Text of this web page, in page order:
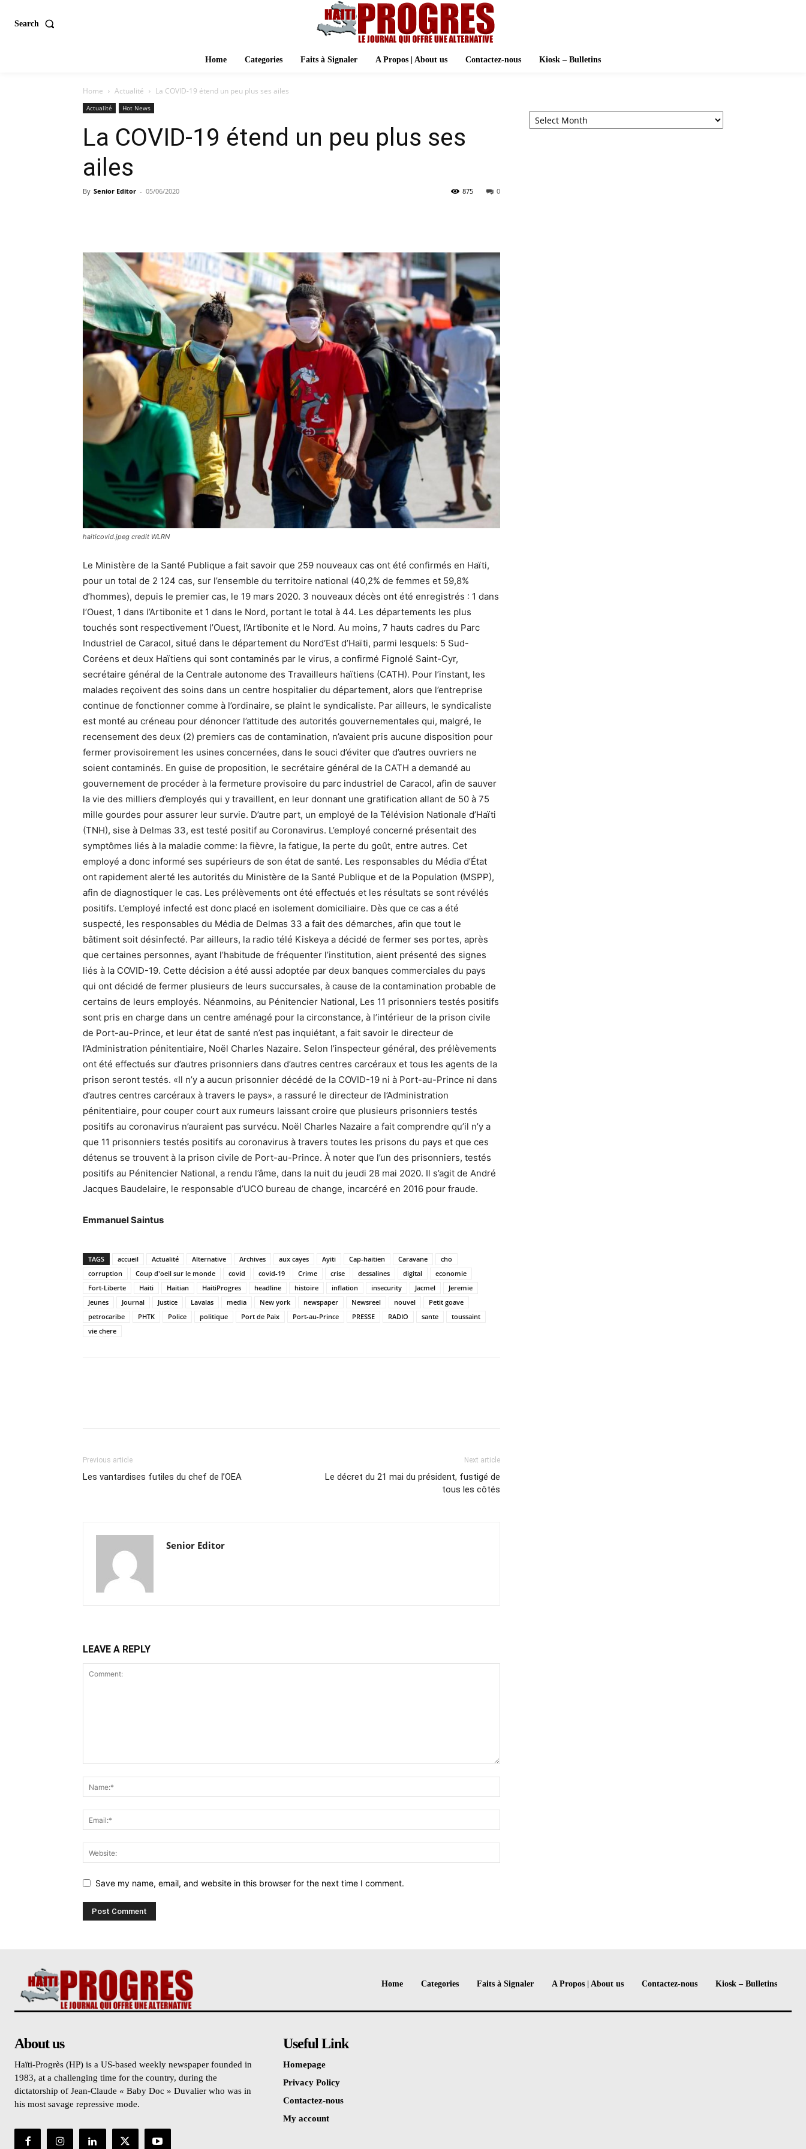
Search
Home Categories Faits à Signaler A Propos | About us Contactez-nous Kiosk – Bulletins
Home Actualité La COVID-19 étend un peu plus ses ailes
Actualité Hot News
La COVID-19 étend un peu plus ses
ailes
By Senior Editor - 05/06/2020 0
875
haiticovid.jpeg credit WLRN
Le Ministère de la Santé Publique a fait savoir que 259 nouveaux cas ont été confirmés en Haïti,
pour un total de 2 124 cas, sur l’ensemble du territoire national (40,2% de femmes et 59,8%
d’hommes), depuis le premier cas, le 19 mars 2020. 3 nouveaux décès ont été enregistrés : 1 dans
l’Ouest, 1 dans l’Artibonite et 1 dans le Nord, portant le total à 44. Les départements les plus
touchés sont respectivement l’Ouest, l’Artibonite et le Nord. Au moins, 7 hauts cadres du Parc
Industriel de Caracol, situé dans le département du Nord‘Est d’Haïti, parmi lesquels: 5 Sud-
Coréens et deux Haïtiens qui sont contaminés par le virus, a confirmé Fignolé Saint-Cyr,
secrétaire général de la Centrale autonome des Travailleurs haïtiens (CATH). Pour l’instant, les
malades reçoivent des soins dans un centre hospitalier du département, alors que l’entreprise
continue de fonctionner comme à l’ordinaire, se plaint le syndicaliste. Par ailleurs, le syndicaliste
est monté au créneau pour dénoncer l’attitude des autorités gouvernementales qui, malgré, le
recensement des deux (2) premiers cas de contamination, n’avaient pris aucune disposition pour
fermer provisoirement les usines concernées, dans le souci d’éviter que d’autres ouvriers ne
soient contaminés. En guise de proposition, le secrétaire général de la CATH a demandé au
gouvernement de procéder à la fermeture provisoire du parc industriel de Caracol, afin de sauver
la vie des milliers d’employés qui y travaillent, en leur donnant une gratification allant de 50 à 75
mille gourdes pour assurer leur survie. D’autre part, un employé de la Télévision Nationale d’Haïti
(TNH), sise à Delmas 33, est testé positif au Coronavirus. L’employé concerné présentait des
symptômes liés à la maladie comme: la fièvre, la fatigue, la perte du goût, entre autres. Cet
employé a donc informé ses supérieurs de son état de santé. Les responsables du Média d’État
ont rapidement alerté les autorités du Ministère de la Santé Publique et de la Population (MSPP),
afin de diagnostiquer le cas. Les prélèvements ont été effectués et les résultats se sont révélés
positifs. L’employé infecté est donc placé en isolement domiciliaire. Dès que ce cas a été
suspecté, les responsables du Média de Delmas 33 a fait des démarches, afin que tout le
bâtiment soit désinfecté. Par ailleurs, la radio télé Kiskeya a décidé de fermer ses portes, après
que certaines personnes, ayant l’habitude de fréquenter l’institution, aient présenté des signes
liés à la COVID-19. Cette décision a été aussi adoptée par deux banques commerciales du pays
qui ont décidé de fermer plusieurs de leurs succursales, à cause de la contamination probable de
certains de leurs employés. Néanmoins, au Pénitencier National, Les 11 prisonniers testés positifs
sont pris en charge dans un centre aménagé pour la circonstance, à l’intérieur de la prison civile
de Port-au-Prince, et leur état de santé n’est pas inquiétant, a fait savoir le directeur de
l’Administration pénitentiaire, Noël Charles Nazaire. Selon l’inspecteur général, des prélèvements
ont été effectués sur d’autres prisonniers dans d’autres centres carcéraux et tous les agents de la
prison seront testés. «Il n’y a aucun prisonnier décédé de la COVID-19 ni à Port-au-Prince ni dans
d’autres centres carcéraux à travers le pays», a rassuré le directeur de l’Administration
pénitentiaire, pour couper court aux rumeurs laissant croire que plusieurs prisonniers testés
positifs au coronavirus n’auraient pas survécu. Noël Charles Nazaire a fait comprendre qu’il n’y a
que 11 prisonniers testés positifs au coronavirus à travers toutes les prisons du pays et que ces
détenus se trouvent à la prison civile de Port-au-Prince. À noter que l’un des prisonniers, testés
positifs au Pénitencier National, a rendu l’âme, dans la nuit du jeudi 28 mai 2020. Il s’agit de André
Jacques Baudelaire, le responsable d’UCO bureau de change, incarcéré en 2016 pour fraude.
Emmanuel Saintus
TAGS accueil Actualité Alternative Archives aux cayes Ayiti Cap-haitien Caravane
cho
corruption
Coup d'oeil sur le monde covid covid-19 Crime crise dessalines digital
economie
Fort-Liberte
Haiti Haitian HaitiProgres headline histoire inflation insecurity Jacmel
Jeremie
Jeunes
Journal Justice Lavalas media New york newspaper Newsreel nouvel
Petit goave
petrocaribe
PHTK Police politique Port de Paix Port-au-Prince PRESSE RADIO sante
toussaint
vie chere
Previous article
Les vantardises futiles du chef de l’OEA
Next article
Le décret du 21 mai du président, fustigé de
tous les côtés
Senior Editor
LEAVE A REPLY
Save my name, email, and website in this browser for the next time I comment.
Archives
Home Categories Faits à Signaler A Propos | About us Contactez-nous Kiosk – Bulletins
About us
Haïti-Progrès (HP) is a US-based weekly newspaper founded in
1983, at a challenging time for the country, during the
dictatorship of Jean-Claude « Baby Doc » Duvalier who was in
his most savage repressive mode.
Useful Link
Homepage
Privacy Policy
Contactez-nous
My account